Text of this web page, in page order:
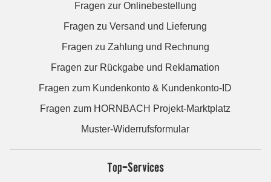
Fragen zur Onlinebestellung
Fragen zu Versand und Lieferung
Fragen zu Zahlung und Rechnung
Fragen zur Rückgabe und Reklamation
Fragen zum Kundenkonto & Kundenkonto-ID
Fragen zum HORNBACH Projekt-Marktplatz
Muster-Widerrufsformular
Top-Services